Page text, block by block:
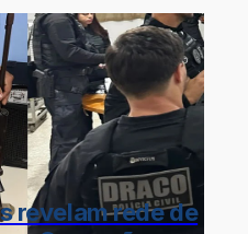
revelam rede de